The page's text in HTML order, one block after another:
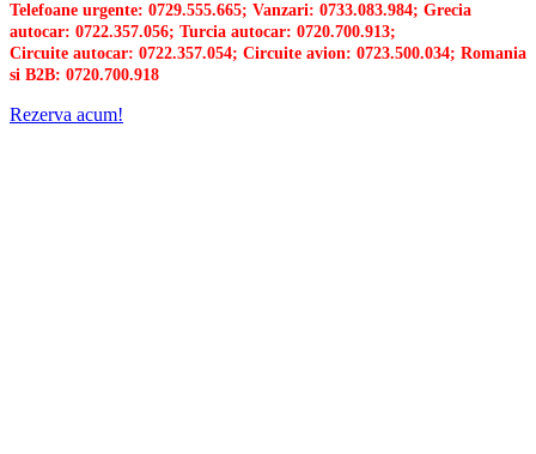
Telefoane urgente: 0729.555.665; Vanzari: 0733.083.984; Grecia
autocar: 0722.357.056; Turcia autocar: 0720.700.913;
Circuite autocar: 0722.357.054; Circuite avion: 0723.500.034; Romania
si B2B: 0720.700.918
Rezerva acum!